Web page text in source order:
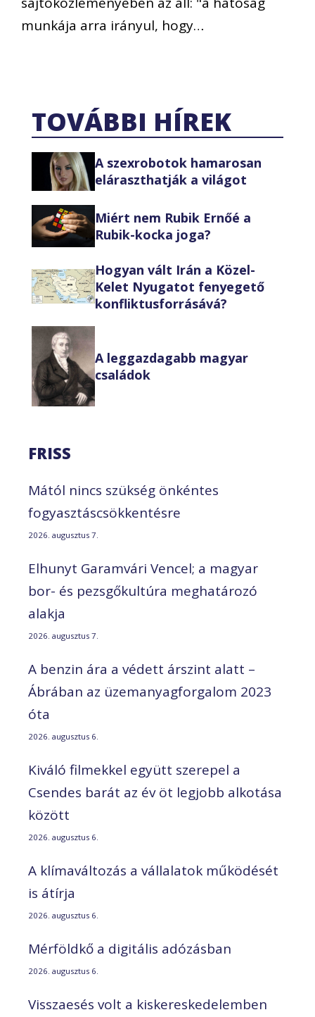
munkája arra irányul, hogy…
TOVÁBBI HÍREK
A szexrobotok hamarosan
eláraszthatják a világot
Miért nem Rubik Ernőé a
Rubik-kocka joga?
Hogyan vált Irán a Közel-
Kelet Nyugatot fenyegető
konfliktusforrásává?
A leggazdagabb magyar
családok
FRISS
Mától nincs szükség önkéntes
fogyasztáscsökkentésre
2026. augusztus 7.
Elhunyt Garamvári Vencel; a magyar
bor- és pezsgőkultúra meghatározó
alakja
2026. augusztus 7.
A benzin ára a védett árszint alatt –
Ábrában az üzemanyagforgalom 2023
óta
2026. augusztus 6.
Kiváló filmekkel együtt szerepel a
Csendes barát az év öt legjobb alkotása
között
2026. augusztus 6.
A klímaváltozás a vállalatok működését
is átírja
2026. augusztus 6.
Mérföldkő a digitális adózásban
2026. augusztus 6.
Visszaesés volt a kiskereskedelemben